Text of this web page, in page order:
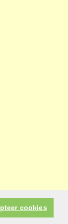
cookies